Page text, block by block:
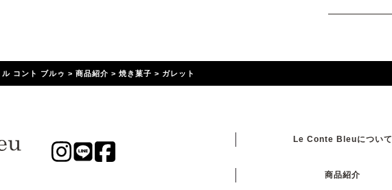
コント ブルゥ >商品紹介 >焼き菓子 > ガレット
Le Conte Bleuについて
商品紹介